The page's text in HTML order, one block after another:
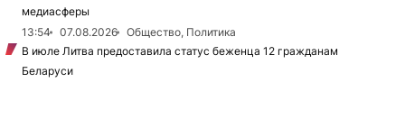
медиасферы
13:54
07.08.2026
Общество, Политика
В июле Литва предоставила статус беженца 12 гражданам
Беларуси